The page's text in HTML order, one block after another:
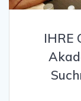
IHRE